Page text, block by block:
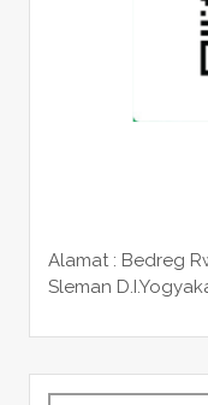
Alamat : Bedreg
Sleman